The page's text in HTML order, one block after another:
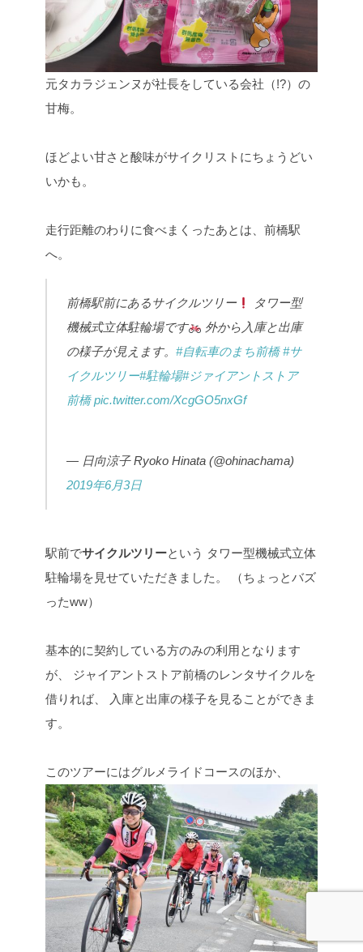
元タカラジェンヌが社長をしている会社（!?）の
甘梅。
ほどよい甘さと酸味がサイクリストにちょうどい
いかも。
走行距離のわりに食べまくったあとは、前橋駅
へ。
前橋駅前にあるサイクルツリー
タワー型
機械式立体駐輪場です
外から入庫と出庫
の様子が見えます。 #自転車のまち前橋 #サ
イクルツリー#駐輪場#ジァイアントストア
前橋 pic.twitter.com/XcgGO5nxGf
— 日向涼子 Ryoko Hinata (@ohinachama)
2019年6月3日
駅前でサイクルツリーという タワー型機械式立体
駐輪場を見せていただきました。
（ちょっとバズ
ったww）
基本的に契約している方のみの利用となります
が、
ジャイアントストア前橋のレンタサイクルを
借りれば、
入庫と出庫の様子を見ることができま
す。
このツアーにはグルメライドコースのほか、